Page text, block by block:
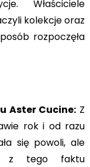
Właściciele
kolekcje oraz
rozpoczęła
Aster Cucine: Z
rok i od razu
się powoli, ale
z tego faktu